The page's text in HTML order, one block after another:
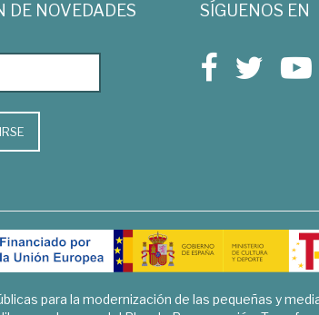
DE NOVEDADES SÍGUENOS EN
para la modernización de las pequeñas y